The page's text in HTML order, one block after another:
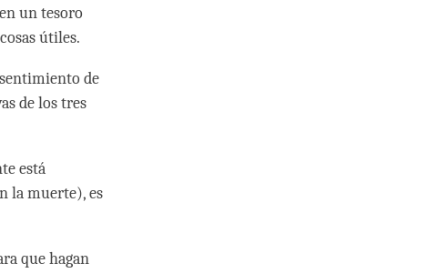
un tesoro
útiles.
de
de los tres
está
la muerte), es
que hagan